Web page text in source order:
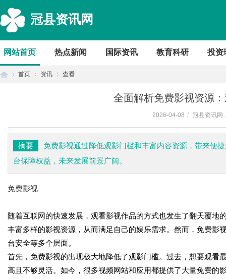
冠县资讯网
网站首页 热点新闻 国际资讯 教育科研 投资
首页 资讯 查看
全面解析免费影视资源
2026-04-08 / 冠县资讯网
摘要
免费影视通过降低观影门槛和丰富内容资源，带来便
台保障权益，未来发展前景广阔。
免费影视
随着互联网的快速发展，观看影视作品的方式也发生了翻天覆地
丰富多样的影视资源，从而满足自己的娱乐需求。然而，免费影
台安全等多个层面。
首先，免费影视的出现极大地降低了观影门槛。过去，想要观看
高且不够灵活。如今，很多视频网站和应用都提供了大量免费的